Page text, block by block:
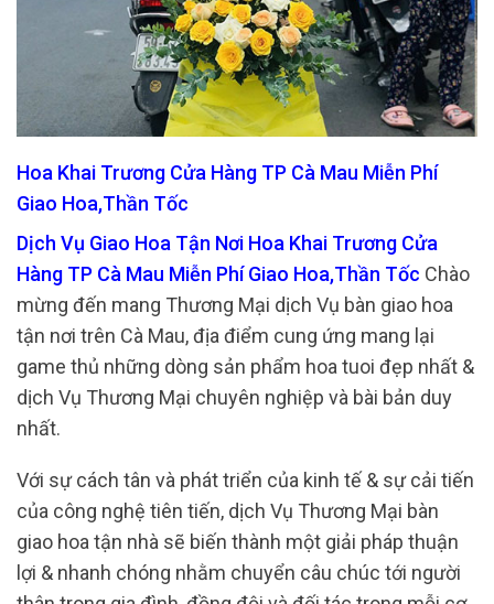
Hoa Khai Trương Cửa Hàng TP Cà Mau Miễn Phí
Giao Hoa,Thần Tốc
Dịch Vụ Giao Hoa Tận Nơi Hoa Khai Trương Cửa
Hàng TP Cà Mau Miễn Phí Giao Hoa,Thần Tốc Chào
mừng đến mang Thương Mại dịch Vụ bàn giao hoa
tận nơi trên Cà Mau, địa điểm cung ứng mang lại
game thủ những dòng sản phẩm hoa tuoi đẹp nhất &
dịch Vụ Thương Mại chuyên nghiệp và bài bản duy
nhất.
Với sự cách tân và phát triển của kinh tế & sự cải tiến
của công nghệ tiên tiến, dịch Vụ Thương Mại bàn
giao hoa tận nhà sẽ biến thành một giải pháp thuận
lợi & nhanh chóng nhằm chuyển câu chúc tới người